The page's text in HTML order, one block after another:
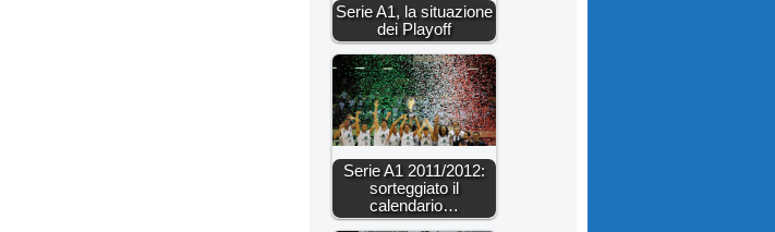
Serie A1, la situazione
dei Playoff
Serie A1 2011/2012:
sorteggiato il
calendario…